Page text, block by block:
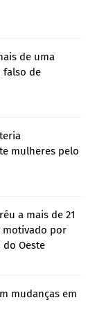
de uma
falso de
mulheres pelo
a mais de 21
motivado por
Oeste
mudanças em